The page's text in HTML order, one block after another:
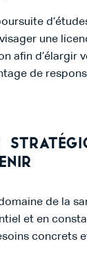
une
afin d’élargir
de
de la
et en
concrets